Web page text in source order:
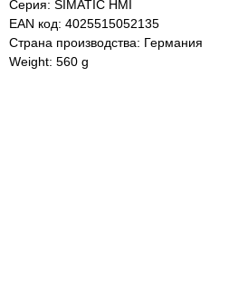
Серия: SIMATIC HMI
EAN код: 4025515052135
Страна производства: Германия
Weight: 560 g